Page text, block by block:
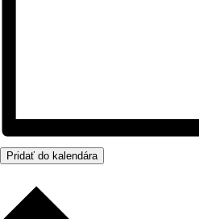
Pridať do kalendára